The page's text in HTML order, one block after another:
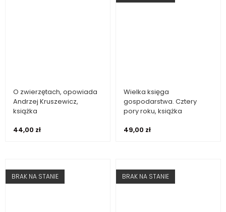
Dodaj do koszyka
O zwierzętach, opowiada
Andrzej Kruszewicz,
książka
44,00 zł
Dowiedz się więcej
Wielka księga
gospodarstwa. Cztery
pory roku, książka
49,00 zł
BRAK NA STANIE BRAK NA STANIE